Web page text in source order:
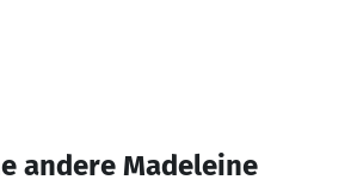
andere Madeleine